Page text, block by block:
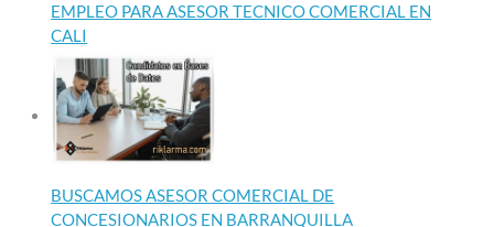
EMPLEO PARA ASESOR TECNICO COMERCIAL EN
CALI
BUSCAMOS ASESOR COMERCIAL DE
CONCESIONARIOS EN BARRANQUILLA